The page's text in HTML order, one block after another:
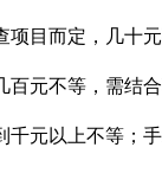
项目而定，几十
百元不等，需结
千元以上不等；